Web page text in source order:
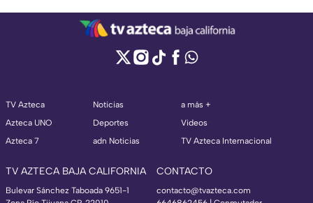
TV Azteca
Azteca UNO
Azteca 7
Noticias
Deportes
adn Noticias
a más +
Videos
TV Azteca Internacional
TV AZTECA BAJA CALIFORNIA
Bulevar Sánchez Taboada 9651-1
CONTACTO
contacto@tvazteca.com